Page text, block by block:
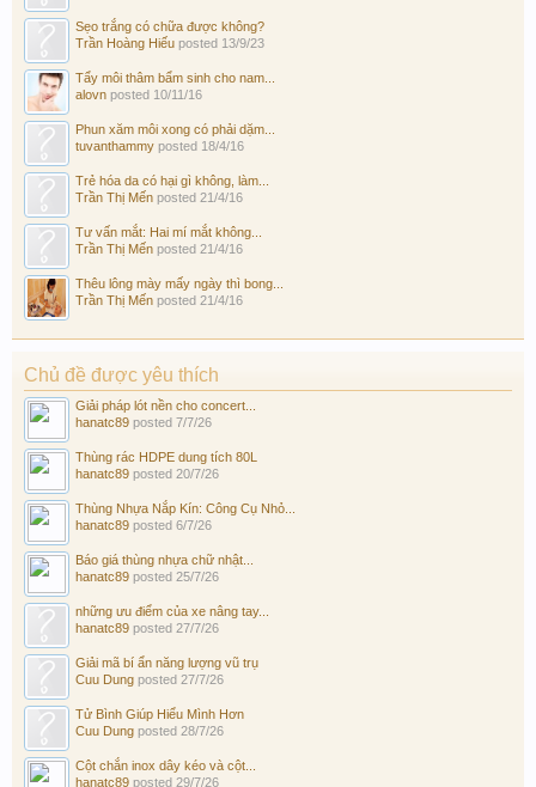
Sẹo trắng có chữa được không?
Trần Hoàng Hiếu posted 13/9/23
Tẩy môi thâm bẩm sinh cho nam...
alovn posted 10/11/16
Phun xăm môi xong có phải dặm...
tuvanthammy posted 18/4/16
Trẻ hóa da có hại gì không, làm...
Trần Thị Mến posted 21/4/16
Tư vấn mắt: Hai mí mắt không...
Trần Thị Mến posted 21/4/16
Thêu lông mày mấy ngày thì bong...
Trần Thị Mến posted 21/4/16
Chủ đề được yêu thích
Giải pháp lót nền cho concert...
hanatc89 posted 7/7/26
Thùng rác HDPE dung tích 80L
hanatc89 posted 20/7/26
Thùng Nhựa Nắp Kín: Công Cụ Nhỏ...
hanatc89 posted 6/7/26
Báo giá thùng nhựa chữ nhật...
hanatc89 posted 25/7/26
những ưu điểm của xe nâng tay...
hanatc89 posted 27/7/26
Giải mã bí ẩn năng lượng vũ trụ
Cuu Dung posted 27/7/26
Tử Bình Giúp Hiểu Mình Hơn
Cuu Dung posted 28/7/26
Cột chắn inox dây kéo và cột...
hanatc89 posted 29/7/26